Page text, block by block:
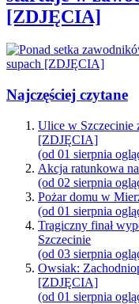
[ZDJĘCIA]
Najczęściej czytane
Ulice w Szczecinie
[ZDJĘCIA]
(od 01 sierpnia
Akcja ratunkowa
(od 02 sierpnia
Pożar domu w
(od 01 sierpnia
Tragiczny finał
Szczecinie
(od 03 sierpnia
Owsiak:
[ZDJĘCIA]
(od 01 sierpnia